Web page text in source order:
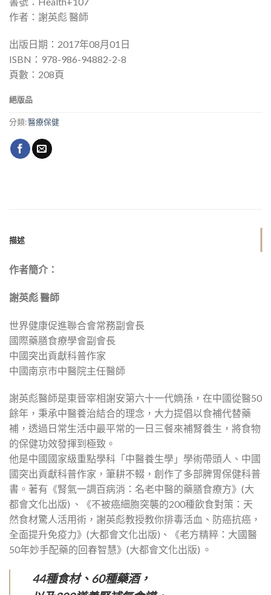
作者：謝英彪 醫師
出版日期：2017年08月01日
ISBN：978-986-94882-2-8
頁數：208頁
絕版品
分類:醫療保健
描述
作者簡介：
謝英彪 醫師
世界健康促進聯合會常務副會長
國際藥膳食療學會副會長
中國突出貢獻科普作家
中國南京市中醫院主任醫師
謝英彪醫師是東晉宰相謝安第六十一代嫡孫，在中國從醫50
餘年，秉承中醫養治結合的理念，大力提倡以食補代替藥
補，透過日常生活中最平常的一日三餐來補腎養生，將食物
的保健功效發揮到極致。
他是中國國家級重點學科「中醫養生學」學術帶頭人、中國
國突出貢獻科普作家，筆耕不輟，創作了多部脾胃保健科普
書。著有《腎氣一調百病消：名老中醫的藥膳食療方》(大
都會文化出版) 、《不被癌細胞突襲的200種飲食對策：天
然食材驚人活用術，謝英彪教授教你排毒活血、防癌抗癌，
全面提升免疫力》(大都會文化出版)、《老方精粹：大國醫
50年妙手配藥的回春智慧》(大都會文化出版) 。
44種食材、60種藥酒，